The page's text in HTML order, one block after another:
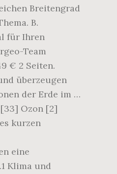
Breitengrad
B.
für Ihren
Team
€ 2 Seiten.
überzeugen
der Erde im …
Ozon [2]
kurzen
eine
Klima und